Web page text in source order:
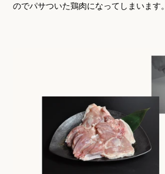
のでパサついた鶏肉になってしまいます。